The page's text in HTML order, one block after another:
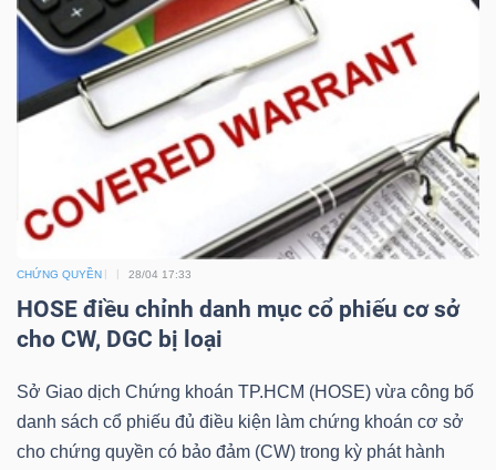
CHỨNG QUYỀN 28/04 17:33
HOSE điều chỉnh danh mục cổ phiếu cơ sở
cho CW, DGC bị loại
Sở Giao dịch Chứng khoán TP.HCM (HOSE) vừa công bố
danh sách cổ phiếu đủ điều kiện làm chứng khoán cơ sở
cho chứng quyền có bảo đảm (CW) trong kỳ phát hành
PHÂN
VIETSTOCKFINANCE
MÔ
NGÀNH